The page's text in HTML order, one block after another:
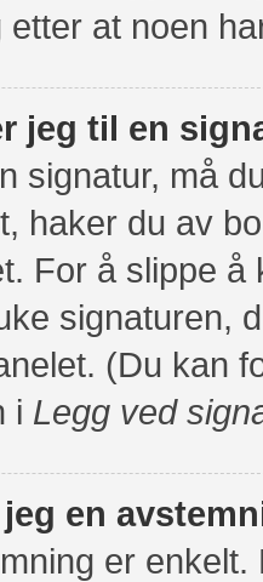
etter at noen
jeg til en
signatur, må
haker du av
For å slippe
signaturen,
(Du kan
i Legg ved
en
er